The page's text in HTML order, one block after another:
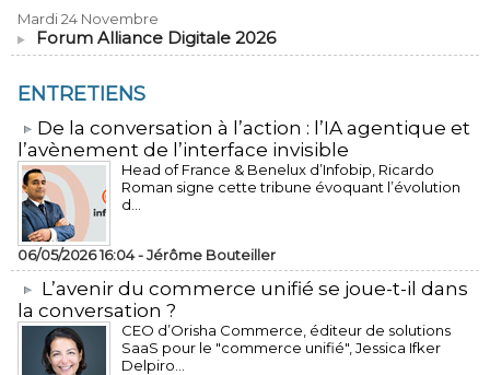
Mardi 24 Novembre
Forum Alliance Digitale 2026
ENTRETIENS
​De la conversation à l’action : l’IA agentique et
l’avènement de l’interface invisible
Head of France & Benelux d’Infobip, Ricardo
Roman signe cette tribune évoquant l’évolution
d...
06/05/2026 16:04 -Jérôme Bouteiller
L’avenir du commerce unifié se joue-t-il dans
la conversation ?
CEO d’Orisha Commerce, éditeur de solutions
SaaS pour le "commerce unifié", Jessica Ifker
Delpiro...